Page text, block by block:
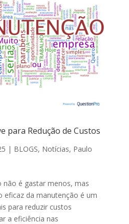
para Redução de Custos
| BLOGS, Notícias, Paulo
não é gastar menos, mas
eficaz da manutenção é um
para reduzir custos
a eficiência nas